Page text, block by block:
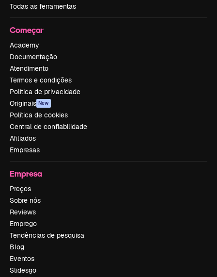
Todas as ferramentas
Começar
Academy
Documentação
Atendimento
Termos e condições
Política de privacidade
Originais New
Política de cookies
Central de confiabilidade
Afiliados
Empresas
Empresa
Preços
Sobre nós
Reviews
Emprego
Tendências de pesquisa
Blog
Eventos
Slidesgo